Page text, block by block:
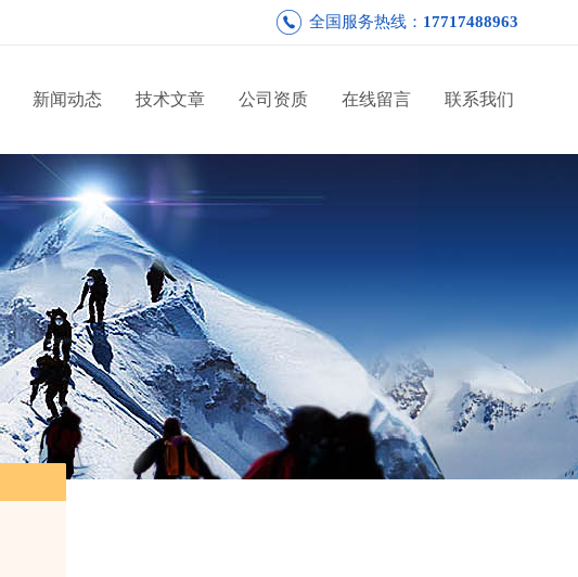
全国服务热线： 17717488963
新闻动态 技术文章 公司资质 在线留言 联系我们